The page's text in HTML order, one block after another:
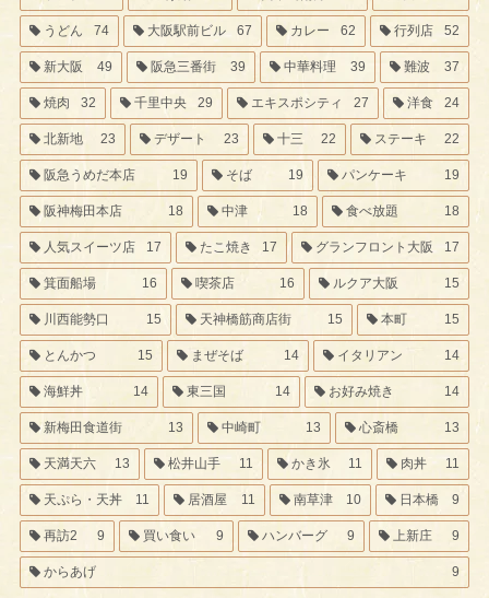
うどん 74 大阪駅前ビル 67 カレー 62 行列店 52
新大阪 49 阪急三番街 39 中華料理 39 難波 37
焼肉 32 千里中央 29 エキスポシティ 27 洋食 24
北新地 23 デザート 23 十三 22 ステーキ 22
阪急うめだ本店 19 そば 19 パンケーキ 19
阪神梅田本店 18 中津 18 食べ放題 18
人気スイーツ店 17 たこ焼き 17 グランフロント大阪 17
箕面船場 16 喫茶店 16 ルクア大阪 15
川西能勢口 15 天神橋筋商店街 15 本町 15
とんかつ 15 まぜそば 14 イタリアン 14
海鮮丼 14 東三国 14 お好み焼き 14
新梅田食道街 13 中崎町 13 心斎橋 13
天満天六 13 松井山手 11 かき氷 11 肉丼 11
天ぷら・天丼 11 居酒屋 11 南草津 10 日本橋 9
再訪2 9 買い食い 9 ハンバーグ 9 上新庄 9
からあげ 9